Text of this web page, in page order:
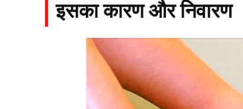
इसका कारण और निवारण